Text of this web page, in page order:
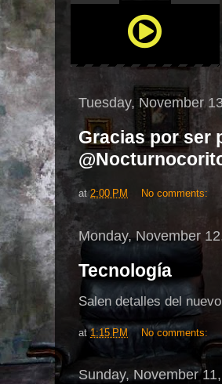
Tuesday, November
Gracias por ser
at2:00 PM No comments:
Monday, November
Tecnología
Salen detalles del
at1:15 PM No comments:
Sunday, November